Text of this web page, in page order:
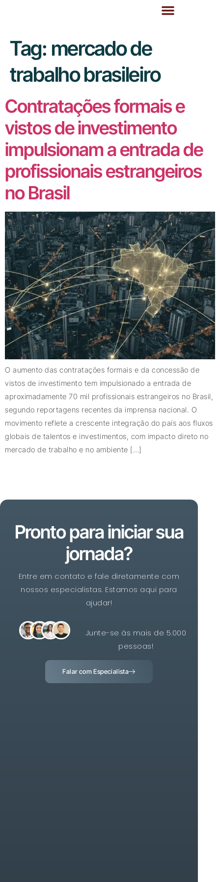
Tag: mercado de
trabalho brasileiro
Contratações formais e
vistos de investimento
impulsionam a entrada de
profissionais estrangeiros
no Brasil
O aumento das contratações formais e da concessão de
vistos de investimento tem impulsionado a entrada de
aproximadamente 70 mil profissionais estrangeiros no Brasil,
segundo reportagens recentes da imprensa nacional. O
movimento reflete a crescente integração do país aos fluxos
globais de talentos e investimentos, com impacto direto no
mercado de trabalho e no ambiente […]
Pronto para iniciar sua
jornada?
Entre em contato e fale diretamente com
nossos especialistas. Estamos aqui para
ajudar!
Junte-se às mais de 5.000
pessoas!
Falar com Especialista